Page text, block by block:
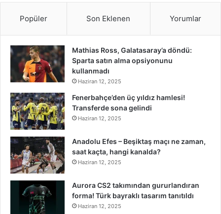
Popüler Son Eklenen Yorumlar
Mathias Ross, Galatasaray’a döndü:
Sparta satın alma opsiyonunu
kullanmadı
Haziran 12, 2025
Fenerbahçe’den üç yıldız hamlesi!
Transferde sona gelindi
Haziran 12, 2025
Anadolu Efes – Beşiktaş maçı ne zaman,
saat kaçta, hangi kanalda?
Haziran 12, 2025
Aurora CS2 takımından gururlandıran
forma! Türk bayraklı tasarım tanıtıldı
Haziran 12, 2025